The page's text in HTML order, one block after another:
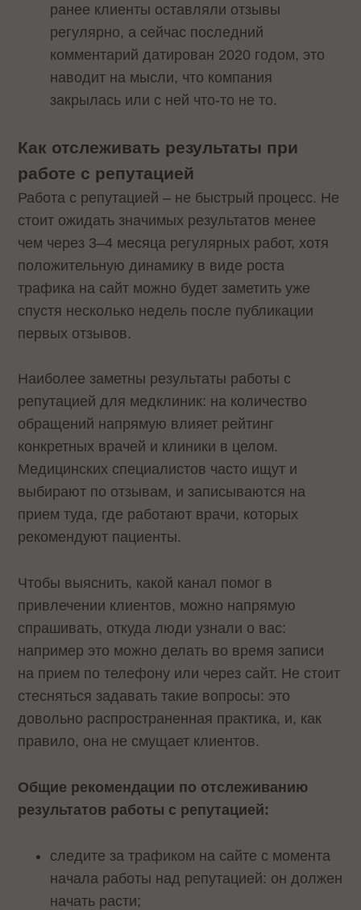
ранее клиенты оставляли отзывы
регулярно, а сейчас последний
комментарий датирован 2020 годом, это
наводит на мысли, что компания
закрылась или с ней что-то не то.
Как отслеживать результаты при
работе с репутацией
Работа с репутацией – не быстрый процесс. Не
стоит ожидать значимых результатов менее
чем через 3–4 месяца регулярных работ, хотя
положительную динамику в виде роста
трафика на сайт можно будет заметить уже
спустя несколько недель после публикации
первых отзывов.
Наиболее заметны результаты работы с
репутацией для медклиник: на количество
обращений напрямую влияет рейтинг
конкретных врачей и клиники в целом.
Медицинских специалистов часто ищут и
выбирают по отзывам, и записываются на
прием туда, где работают врачи, которых
рекомендуют пациенты.
Чтобы выяснить, какой канал помог в
привлечении клиентов, можно напрямую
спрашивать, откуда люди узнали о вас:
например это можно делать во время записи
на прием по телефону или через сайт. Не стоит
стесняться задавать такие вопросы: это
довольно распространенная практика, и, как
правило, она не смущает клиентов.
Общие рекомендации по отслеживанию
результатов работы с репутацией:
следите за трафиком на сайте с момента
начала работы над репутацией: он должен
начать расти;